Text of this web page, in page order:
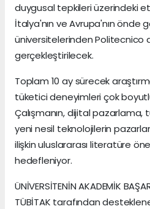
duygusal tepkileri üzerindeki
İtalya'nın ve Avrupa'nın önde
üniversitelerinden Politecnico
gerçekleştirilecek.
Toplam 10 ay sürecek
tüketici deneyimleri çok
Çalışmanın, dijital pazarlama,
yeni nesil teknolojilerin
ilişkin uluslararası literatüre
hedefleniyor.
ÜNİVERSİTENİN AKADEMİK
TÜBİTAK tarafından